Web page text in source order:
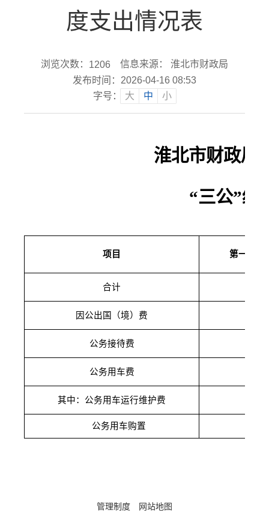
度支出情况表
浏览次数： 1206
信息来源： 淮北市财政局
发布时间：2026-04-16 08:53
字号：
大 中 小
淮北市财政局
“三公”经
项目 第一季度
合计
因公出国（境）费
公务接待费
公务用车费
其中：公务用车运行维护费
公务用车购置
管理制度 网站地图